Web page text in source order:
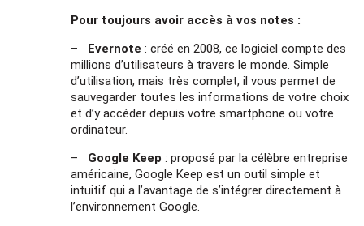
Pour toujours avoir accès à vos notes :
–
Evernote : créé en 2008, ce logiciel compte des
millions d’utilisateurs à travers le monde. Simple
d’utilisation, mais très complet, il vous permet de
sauvegarder toutes les informations de votre choix
et d’y accéder depuis votre smartphone ou votre
ordinateur.
–
Google Keep: proposé par la célèbre entreprise
américaine, Google Keep est un outil simple et
intuitif qui a l’avantage de s’intégrer directement à
l’environnement Google.